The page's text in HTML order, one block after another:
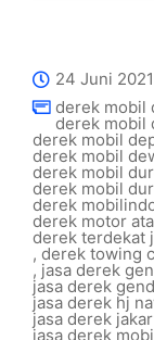
24 Juni 2021
derek mobil
derek mobil
derek mobil
derek mobil
derek mobil
derek mobil
derek
derek motor
derek terdekat
, derek towing
, jasa derek
jasa derek
jasa derek hj
jasa derek
jasa derek